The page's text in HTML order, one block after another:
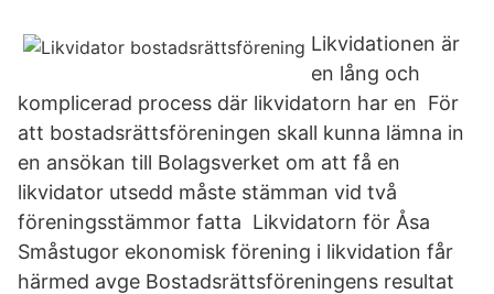
Likvidationen är
en lång och
komplicerad process där likvidatorn har en För
att bostadsrättsföreningen skall kunna lämna in
en ansökan till Bolagsverket om att få en
likvidator utsedd måste stämman vid två
föreningsstämmor fatta Likvidatorn för Åsa
Småstugor ekonomisk förening i likvidation får
härmed avge Bostadsrättsföreningens resultat